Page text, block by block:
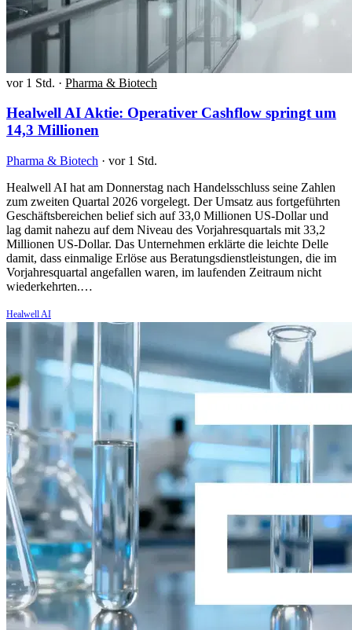
vor 1 Std. · Pharma & Biotech
Healwell AI Aktie: Operativer Cashflow springt um
14,3 Millionen
Pharma & Biotech · vor 1 Std.
Healwell AI hat am Donnerstag nach Handelsschluss seine Zahlen
zum zweiten Quartal 2026 vorgelegt. Der Umsatz aus fortgeführten
Geschäftsbereichen belief sich auf 33,0 Millionen US-Dollar und
lag damit nahezu auf dem Niveau des Vorjahresquartals mit 33,2
Millionen US-Dollar. Das Unternehmen erklärte die leichte Delle
damit, dass einmalige Erlöse aus Beratungsdienstleistungen, die im
Vorjahresquartal angefallen waren, im laufenden Zeitraum nicht
wiederkehrten.…
Healwell AI